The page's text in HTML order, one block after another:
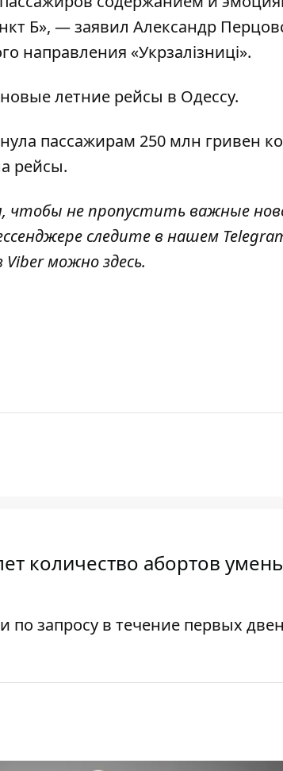
Б», — заявил Александр
направления «Укрзалізниці».
летние рейсы в Одессу.
пассажирам 250 млн гривен
рейсы.
, чтобы не пропустить важные
следите в нашем
Viber можноздесь.
количество абортов
запросу в течение первых